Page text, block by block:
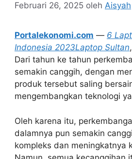
Februari 26, 2025 oleh Aisyah
Portalekonomi.com — 6
Indonesia 2023Laptop Sultan
Dari tahun ke tahun
semakin canggih, dengan
produk tersebut saling
mengembangkan teknologi
Oleh karena itu,
dalamnya pun semakin
kompleks dan meningkatnya